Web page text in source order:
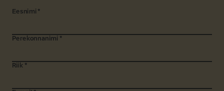
Eesnimi *
Perekonnanimi *
Riik *